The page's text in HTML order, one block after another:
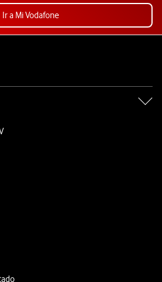
Ir a Mi Vodafone
sociales de Vodafone